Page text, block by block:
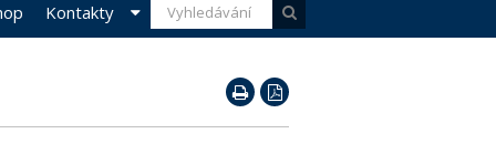
Kontakty